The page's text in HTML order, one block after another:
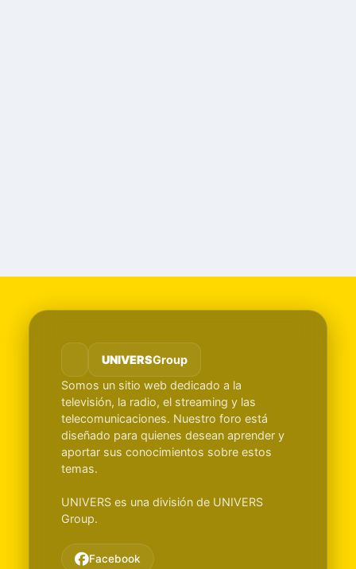
UNIVERSGroup
Somos un sitio web dedicado a la
televisión, la radio, el streaming y las
telecomunicaciones. Nuestro foro está
diseñado para quienes desean aprender y
aportar sus conocimientos sobre estos
temas.
UNIVERS es una división de UNIVERS
Group.
Facebook